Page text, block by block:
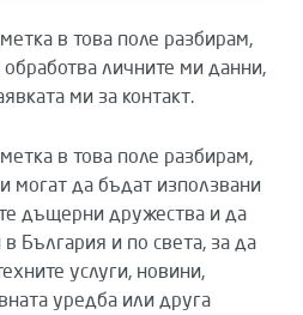
в това поле разбирам,
личните ми данни,
ми за контакт.
в това поле разбирам,
могат да бъдат използвани
дъщерни дружества и да
България и по света, за да
услуги, новини,
уредба или друга